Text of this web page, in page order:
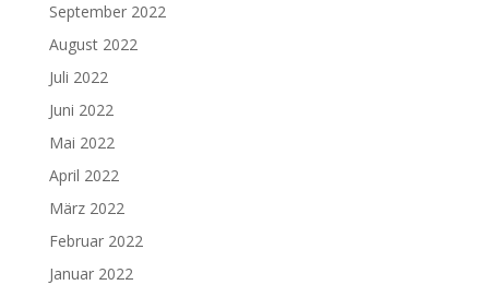
September 2022
August 2022
Juli 2022
Juni 2022
Mai 2022
April 2022
März 2022
Februar 2022
Januar 2022